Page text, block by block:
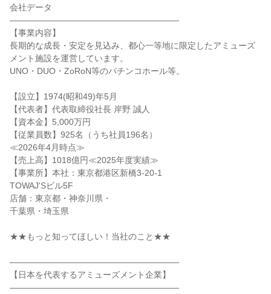
会社データ
――――――――――――――――――――
【事業内容】
長期的な成長・安定を見込み、都心一等地に限定したアミューズ
メント施設を運営しています。
UNO・DUO・ZoRoN等のパチンコホール等。
【設立】1974(昭和49)年5月
【代表者】代表取締役社長 岸野 誠人
【資本金】5,000万円
【従業員数】925名（うち社員196名）
≪2026年4月時点≫
【売上高】1018億円≪2025年度実績≫
【事業所】本社：東京都港区新橋3-20-1
TOWAJ'Sビル5F
店舗：東京都・神奈川県・
千葉県・埼玉県
★★もっと知ってほしい！当社のこと★★
――――――――――――――――――――
【日本を代表するアミューズメント企業】
――――――――――――――――――――